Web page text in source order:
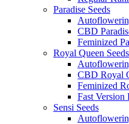
Paradise Seeds
CBD
Feminized
Royal Queen Seeds
CBD Royal
Feminized
Fast Version
Sensi Seeds